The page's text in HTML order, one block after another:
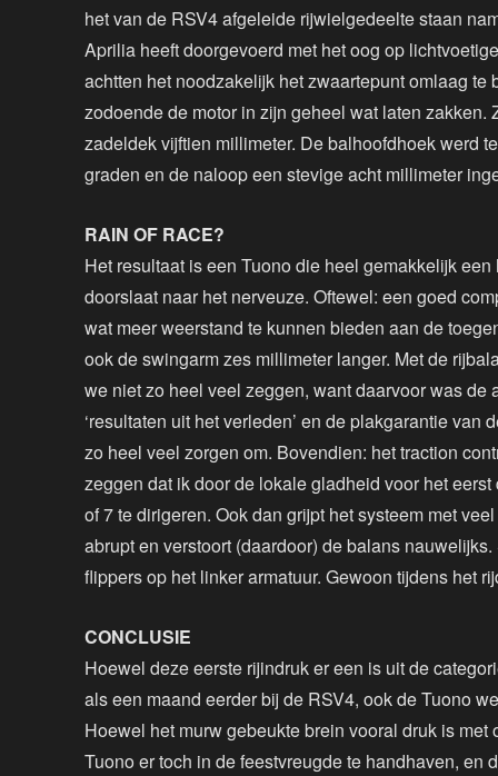
het van de RSV4 afgeleide rijwielgedeelte staan
Aprilia heeft doorgevoerd met het oog op
achtten het noodzakelijk het zwaartepunt omlaag
zodoende de motor in zijn geheel wat laten
zadeldek vijftien millimeter. De balhoofdhoek werd
graden en de naloop een stevige acht millimeter
RAIN OF RACE?
Het resultaat is een Tuono die heel gemakkelijk
doorslaat naar het nerveuze. Oftewel: een goed
wat meer weerstand te kunnen bieden aan de
ook de swingarm zes millimeter langer. Met de
we niet zo heel veel zeggen, want daarvoor was
‘resultaten uit het verleden’ en de plakgarantie
zo heel veel zorgen om. Bovendien: het traction
zeggen dat ik door de lokale gladheid voor het
of 7 te dirigeren. Ook dan grijpt het systeem met
abrupt en verstoort (daardoor) de balans
flippers op het linker armatuur. Gewoon tijdens het
CONCLUSIE
Hoewel deze eerste rijindruk er een is uit de
als een maand eerder bij de RSV4, ook de Tuono
Hoewel het murw gebeukte brein vooral druk is
Tuono er toch in de feestvreugde te handhaven,